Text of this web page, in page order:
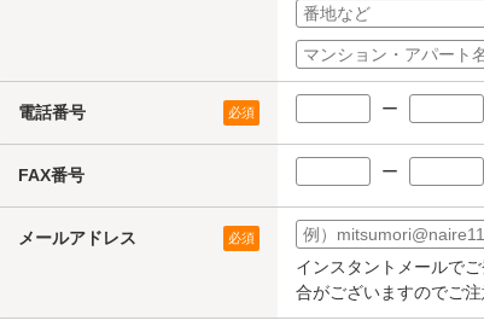
電話番号 必須 ー
FAX番号 ー
メールアドレス 必須
インスタントメールで
合がございますのでご注